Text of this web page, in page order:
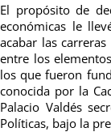
El propósito de
económicas le
acabar las
entre los
los que fueron
conocida por la
Palacio Valdés
Políticas, bajo la